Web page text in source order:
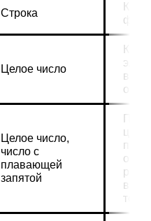
Строка
Код
Целое число
в
Целое число,
число с
плавающей
запятой